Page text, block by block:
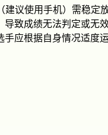
议使用手机）需稳定
致成绩无法判定或无
应根据自身情况适度